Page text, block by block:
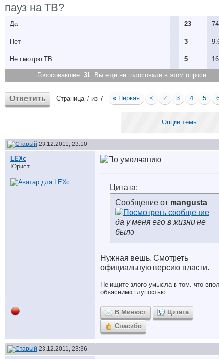
пауз на ТВ?
Да 23
Нет 3
Не смотрю ТВ 5
Голосовавшие: 31. Вы ещё не голосовали в этом опросе
Ответить Страница 7 из 7 « Первая < 2 3 4 5 6
Опции темы
23.12.2011, 23:10
LEXc
Юрист
Цитата:
Сообщение от mangusta
да у меня его в жизни не
было
Нужная вешь. Смотреть
официальную версию власти.
Не ищите злого умысла в том, что
объяснимо глупостью.
В Минюст
Цитата
Спасибо
23.12.2011, 23:36